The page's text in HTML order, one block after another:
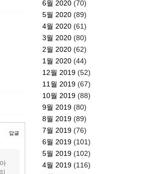
답글
6월 2020 (70)
5월 2020 (89)
4월 2020 (61)
3월 2020 (80)
2월 2020 (62)
1월 2020 (44)
12월 2019 (52)
11월 2019 (67)
10월 2019 (88)
9월 2019 (80)
8월 2019 (89)
7월 2019 (76)
6월 2019 (101)
5월 2019 (102)
4월 2019 (116)